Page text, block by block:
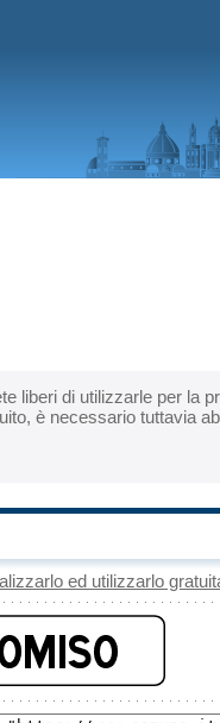
liberi di utilizzarle per la
è necessario tuttavia
ed utilizzarlo